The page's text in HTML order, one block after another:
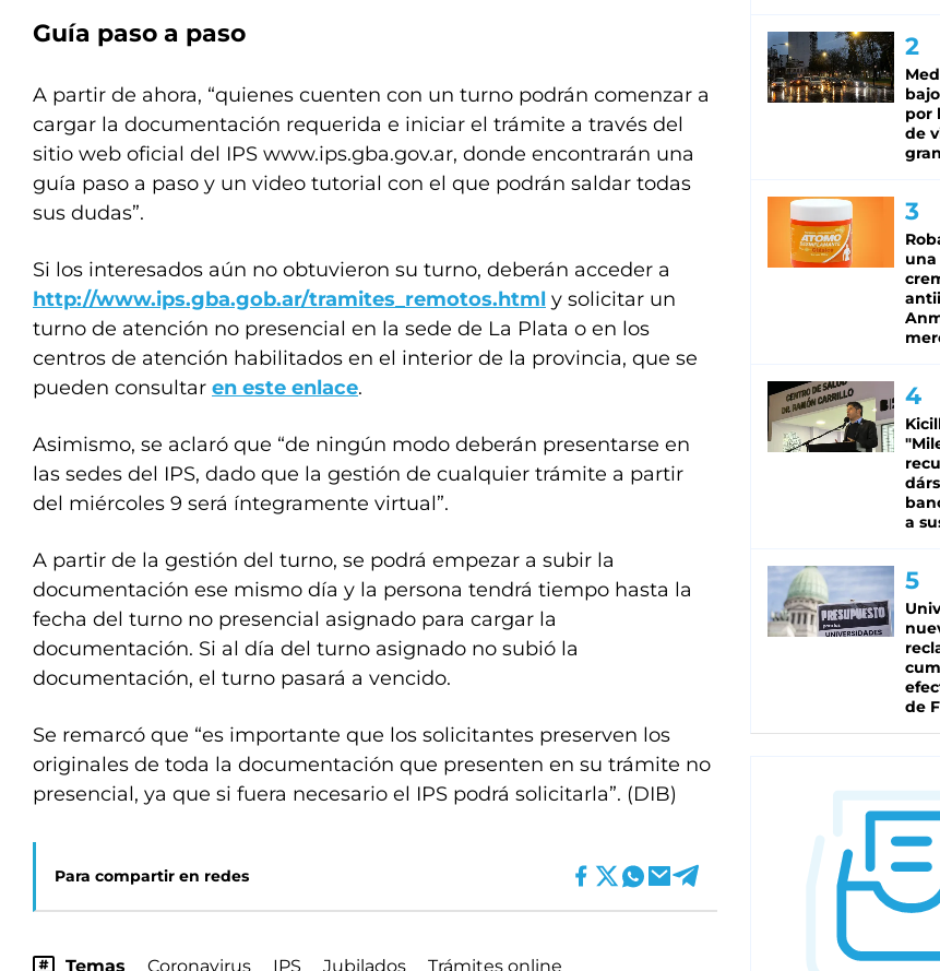
Guía paso a paso
A partir de ahora, “quienes cuenten con un turno podrán comenzar a
cargar la documentación requerida e iniciar el trámite a través del
sitio web oficial del IPS www.ips.gba.gov.ar, donde encontrarán una
guía paso a paso y un video tutorial con el que podrán saldar todas
sus dudas”.
Si los interesados aún no obtuvieron su turno, deberán acceder a
http://www.ips.gba.gob.ar/tramites_remotos.html y solicitar un
turno de atención no presencial en la sede de La Plata o en los
centros de atención habilitados en el interior de la provincia, que se
pueden consultar en este enlace.
Asimismo, se aclaró que “de ningún modo deberán presentarse en
las sedes del IPS, dado que la gestión de cualquier trámite a partir
del miércoles 9 será íntegramente virtual”.
A partir de la gestión del turno, se podrá empezar a subir la
documentación ese mismo día y la persona tendrá tiempo hasta la
fecha del turno no presencial asignado para cargar la
documentación. Si al día del turno asignado no subió la
documentación, el turno pasará a vencido.
Se remarcó que “es importante que los solicitantes preserven los
originales de toda la documentación que presenten en su trámite no
presencial, ya que si fuera necesario el IPS podrá solicitarla”. (DIB)
Para compartir en redes
Temas Coronavirus IPS Jubilados Trámites online
por
de
una
a
de